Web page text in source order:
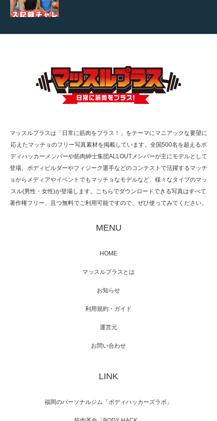
TOKYO FMラジオ番組「ONE MORNING」
で紹介さ…
た（6/8放送）
映画「メカバース」舞台挨拶へマッスルプラ
【TV】NHK BS「COOL JAPAN 」にてマッス
「ねとらぼ」さんに…
マッスルプラスは「日常に筋肉をプラス！」をテーマにマニアックな要望に
応えたマッチョのフリー写真素材を掲載しています。全国500名を超えるボ
ディハッカーメンバーや筋肉紳士集団ALLOUTメンバーが主にモデルとして
登場。ボディビルダーやフィジーク選手などのコンテストで活躍するマッチ
ョからメディアやイベントでもマッチョなモデルなど、様々なタイプのマッ
スル(男性・女性)が登場します。こちらでダウンロードできる写真はすべて
著作権フリー、且つ無料でご利用可能ですので、ぜひ使ってみてください。
MENU
HOME
マッスルプラスとは
お知らせ
利用規約・ガイド
運営元
お問い合わせ
LINK
福岡のパーソナルジム「ボディハッカーズラボ」